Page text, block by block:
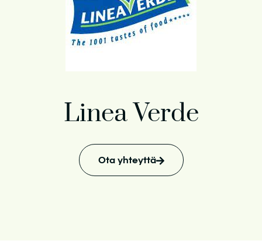
Linea Verde
Ota yhteyttä